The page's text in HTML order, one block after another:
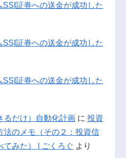
証券への送金が成功した
証券への送金が成功した
証券への送金が成功した
るだけ）自動化計画 に 投資
法のメモ（その２：投資信
てみた） | ごくろぐ より